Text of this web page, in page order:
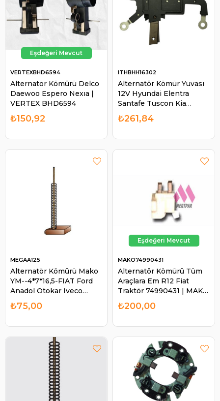
Alternatör Kömürü Delco
Daewoo Espero Nexıa |
VERTEX BHD6594
VERTEXBHD6594
₺150,92
Alternatör Kömür Yuvası
12V Hyundai Elentra
Santafe Tuscon Kia
Sorento | ITH BHH16302
ITHBHH16302
₺261,84
Alternatör Kömürü Mako
YM--4*7*16,5-FIAT Ford
Anadol Otokar Iveco
Renault Bmc Leyland Mf |
MEGA A125
MEGAA125
₺75,00
Alternatör Kömürü Tüm
Araçlara Em R12 Fiat
Traktör 74990431 | MAKO
74990431
MAKO74990431
₺200,00